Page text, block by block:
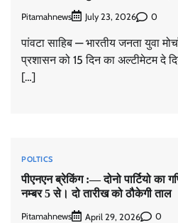
Pitamahnews July 23, 2026 0
पांवटा साहिब — भारतीय जनता युवा
प्रशासन को 15 दिन का अल्टीमेटम दे
[…]
POLTICS
पीएनएन ब्रेकिंग :— दोनो पार्टियो का
नम्बर 5 से। दो तारीख को ठौकेगी ताल
Pitamahnews April 29, 2026 0